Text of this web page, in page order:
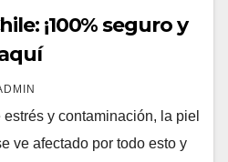
¡100% seguro y
y contaminación, la piel
ve afectado por todo esto y